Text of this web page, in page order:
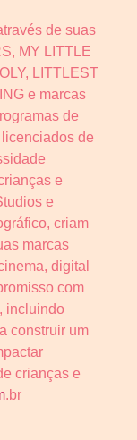
de suas
MY LITTLE
LITTLEST
e marcas
de
de
e
e
criam
marcas
digital
com
incluindo
construir um
crianças e
.br